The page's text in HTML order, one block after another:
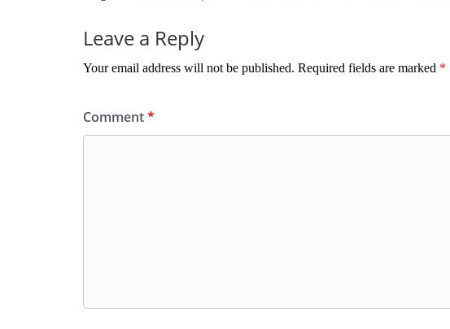
Leave a Reply
Your email address will not be published. Required fields are marked *
Comment*